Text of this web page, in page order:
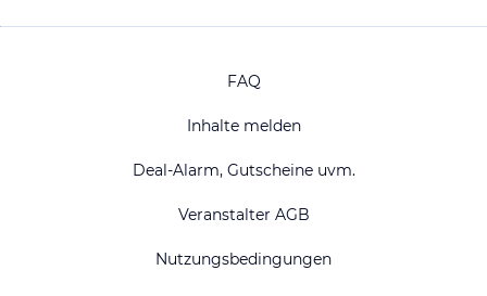
FAQ
Inhalte melden
Deal-Alarm, Gutscheine uvm.
Veranstalter AGB
Nutzungsbedingungen